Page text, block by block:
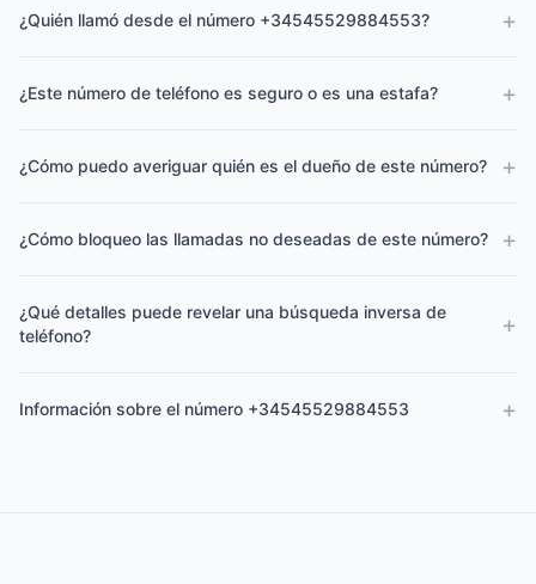
¿Quién llamó desde el número +34545529884553? +
¿Este número de teléfono es seguro o es una estafa? +
¿Cómo puedo averiguar quién es el dueño de este número? +
¿Cómo bloqueo las llamadas no deseadas de este número? +
¿Qué detalles puede revelar una búsqueda inversa de
teléfono?
+
Información sobre el número +34545529884553 +